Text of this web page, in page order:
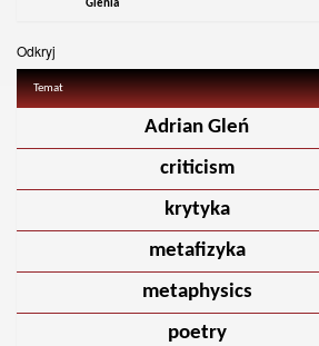
Glenia
Odkryj
Temat
Adrian Gleń
criticism
krytyka
metafizyka
metaphysics
poetry